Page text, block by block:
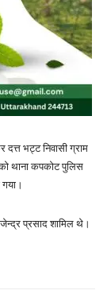
भट्ट निवासी ग्राम
थाना कपकोट पुलिस
प्रसाद शामिल थे।